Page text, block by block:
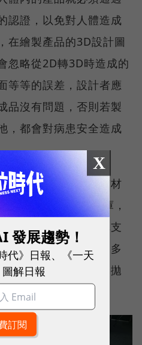
認證，以免對人體造成
在繪製產品的3D設計圖
忽略從2D轉3D時造成的
等等的誤差，設計者應
品沒有問題，否則若製
，都會對病患安全造成
，一般工業製造都有材
並沒有類似的資料庫，
賴設計者本身的結構支
週期，成品能夠使用多
有任何人想要使用日拋
X
發展趨勢！
代》日報、《一天
解日報